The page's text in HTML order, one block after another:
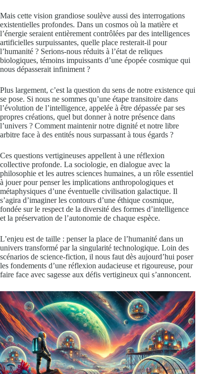
Mais cette vision grandiose soulève aussi des interrogations
existentielles profondes. Dans un cosmos où la matière et
l’énergie seraient entièrement contrôlées par des intelligences
artificielles surpuissantes, quelle place resterait-il pour
l’humanité ? Serions-nous réduits à l’état de reliques
biologiques, témoins impuissants d’une épopée cosmique qui
nous dépasserait infiniment ?
Plus largement, c’est la question du sens de notre existence qui
se pose. Si nous ne sommes qu’une étape transitoire dans
l’évolution de l’intelligence, appelée à être dépassée par ses
propres créations, quel but donner à notre présence dans
l’univers ? Comment maintenir notre dignité et notre libre
arbitre face à des entités nous surpassant à tous égards ?
Ces questions vertigineuses appellent à une réflexion
collective profonde. La sociologie, en dialogue avec la
philosophie et les autres sciences humaines, a un rôle essentiel
à jouer pour penser les implications anthropologiques et
métaphysiques d’une éventuelle civilisation galactique. Il
s’agira d’imaginer les contours d’une éthique cosmique,
fondée sur le respect de la diversité des formes d’intelligence
et la préservation de l’autonomie de chaque espèce.
L’enjeu est de taille : penser la place de l’humanité dans un
univers transformé par la singularité technologique. Loin des
scénarios de science-fiction, il nous faut dès aujourd’hui poser
les fondements d’une réflexion audacieuse et rigoureuse, pour
faire face avec sagesse aux défis vertigineux qui s’annoncent.